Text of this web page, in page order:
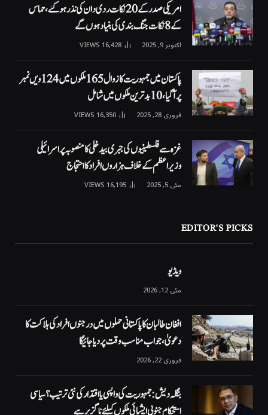
امریکی صدر کے 20 نکات ردی دان کی نذر ہوگئے، حماس
کے 8 نکات جنگ بندی کی بنیاد ہوں گے
اکتوبر 9, 2025 16,428
VIEWS
پاکستان میں جمہوریت کا زوال 165 ملکوں میں 124ویں نمبر
پر آگیا، 10 بدترین ملکوں میں شامل
فروری 28, 2025 16,350
VIEWS
غزہ سے فلسطینیوں کی جبری بیدخلی کا منصوبہ پر اسرائیلی
وزیراعظم کے خلاف ہزاروں افراد کا احتجاج
مئی 5, 2025 16,195
VIEWS
EDITOR'S PICKS
ویڈیو
مئی 12, 2026
افغان طالبان کا پاکستانی حملوں میں درجنوں افراد کی ہلاکت کا
دعویٰ، جواب مناسب وقت پر دیا جائیگا
فروری 22, 2026
بنگلہ دیش: جمہوریت کی واپسی یا اقتدار کی نئی ترتیب؟ سیاسی
استحکام جنوبی ایشیائی ملکوں کیلئے ناگزیر ہے